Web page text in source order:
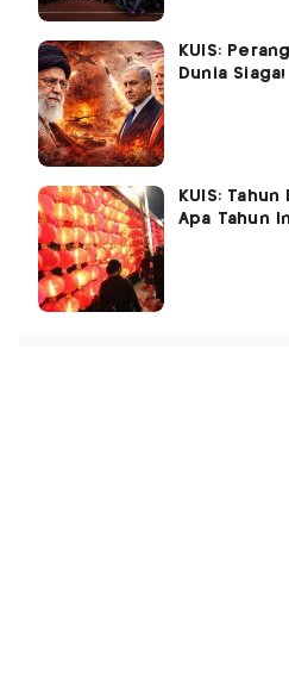
KUIS:
Dunia Siaga!
KUIS:
Apa Tahun